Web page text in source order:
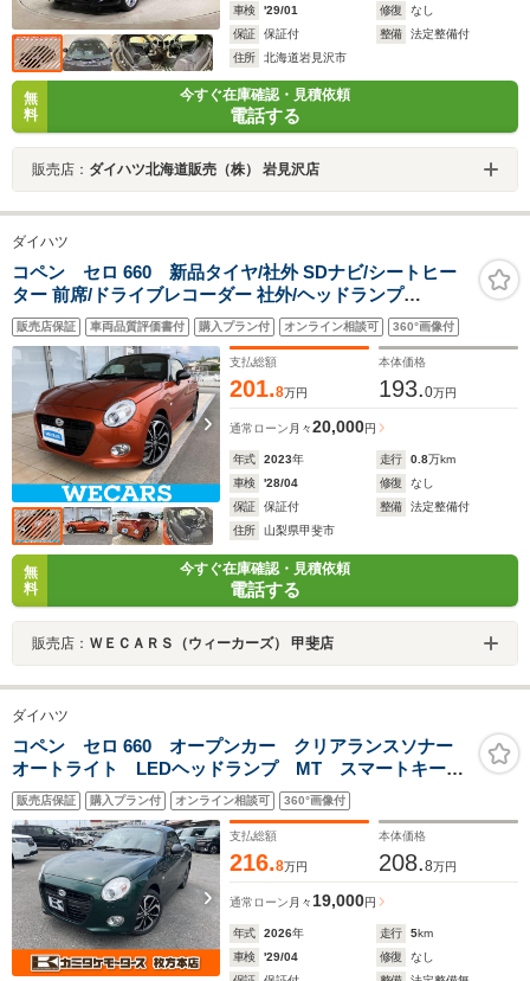
車検
'29/01 修復
なし
保証
保証付 整備
法定整備付
住所
北海道岩見沢市
無
料
今すぐ在庫確認・見積依頼
電話する
販売店： ダイハツ北海道販売（株） 岩見沢店
ダイハツ
コペン セロ 660 新品タイヤ/社外 SDナビ/シートヒー
ター 前席/ドライブレコーダー 社外/ヘッドランプ
LED/Bluetooth接続/ETC/EBD付ABS/横滑り防止装置/バ
ックモニター
販売店保証 車両品質評価書付 購入プラン付 オンライン相談可 360°画像付
支払総額
201.8万円
本体価格
193.0万円
通常ローン 月々20,000円
年式 2023年 走行 0.8万km
車検
'28/04 修復
なし
保証
保証付 整備
法定整備付
住所
山梨県甲斐市
無
料
今すぐ在庫確認・見積依頼
電話する
販売店： ＷＥＣＡＲＳ（ウィーカーズ） 甲斐店
ダイハツ
コペン セロ 660 オープンカー クリアランスソナー
オートライト LEDヘッドランプ MT スマートキー
シートヒーター アルミホイール 盗難防止システム
衝突安全ボディ ABS ESC エアコン パワーステア
リング
販売店保証 購入プラン付 オンライン相談可 360°画像付
支払総額
216.8万円
本体価格
208.8万円
通常ローン 月々19,000円
年式 2026年 走行 5km
車検
'29/04 修復
なし